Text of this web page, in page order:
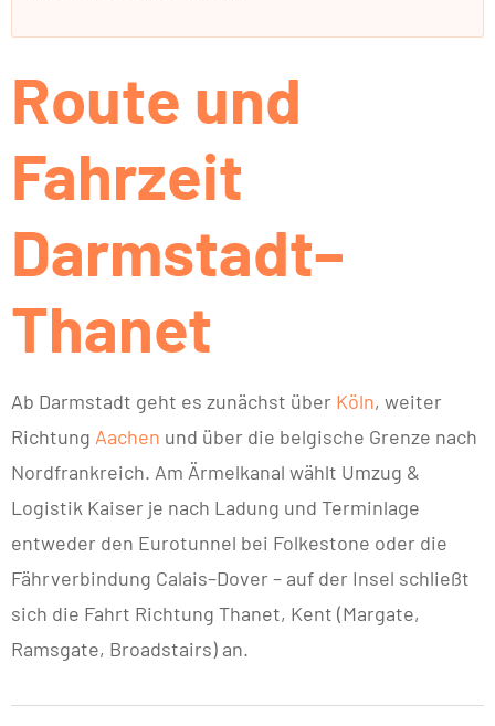
Route und
Fahrzeit
Darmstadt–
Thanet
Ab Darmstadt geht es zunächst über Köln, weiter
Richtung Aachen und über die belgische Grenze nach
Nordfrankreich. Am Ärmelkanal wählt Umzug &
Logistik Kaiser je nach Ladung und Terminlage
entweder den Eurotunnel bei Folkestone oder die
Fährverbindung Calais–Dover – auf der Insel schließt
sich die Fahrt Richtung Thanet, Kent (Margate,
Ramsgate, Broadstairs) an.